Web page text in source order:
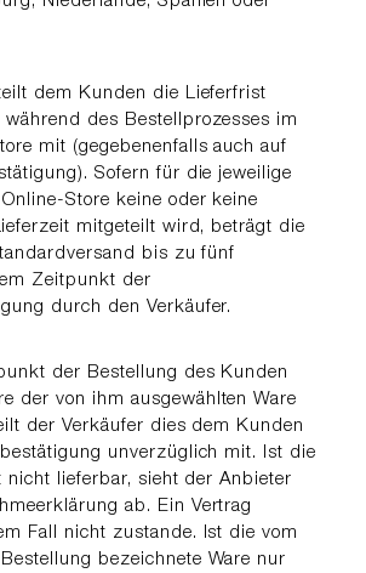
dem Kunden die Lieferfrist
während des Bestellprozesses im
mit (gegebenenfalls auch auf
Sofern für die jeweilige
Store keine oder keine
mitgeteilt wird, beträgt die
bis zu fünf
Zeitpunkt der
durch den Verkäufer.
der Bestellung des Kunden
der von ihm ausgewählten Ware
der Verkäufer dies dem Kunden
unverzüglich mit. Ist die
nicht lieferbar, sieht der Anbieter
ab. Ein Vertrag
Fall nicht zustande. Ist die vom
bezeichnete Ware nur